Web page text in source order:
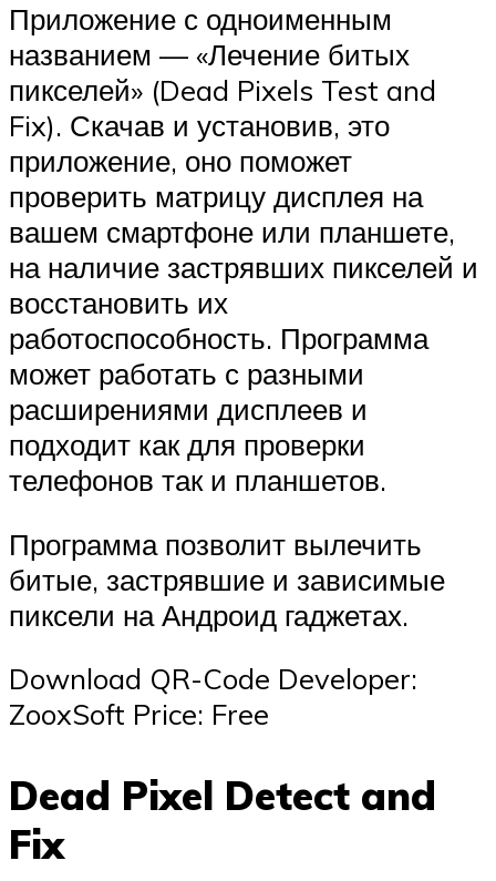
Приложение с одноименным
названием — «Лечение битых
пикселей» (Dead Pixels Test and
Fix). Скачав и установив, это
приложение, оно поможет
проверить матрицу дисплея на
вашем смартфоне или планшете,
на наличие застрявших пикселей и
восстановить их
работоспособность. Программа
может работать с разными
расширениями дисплеев и
подходит как для проверки
телефонов так и планшетов.
Программа позволит вылечить
битые, застрявшие и зависимые
пиксели на Андроид гаджетах.
Download QR-Code Developer:
ZooxSoft Price: Free
Dead Pixel Detect and
Fix